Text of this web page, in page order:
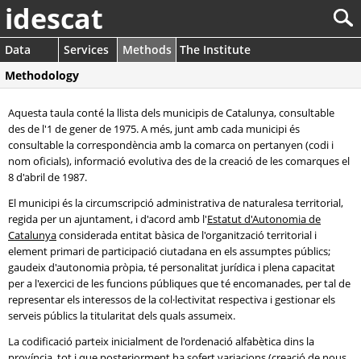
idescat
Data Services Methods The Institute
Methodology
Aquesta taula conté la llista dels municipis de Catalunya, consultable
des de l'1 de gener de 1975. A més, junt amb cada municipi és
consultable la correspondència amb la comarca on pertanyen (codi i
nom oficials), informació evolutiva des de la creació de les comarques el
8 d'abril de 1987.
El municipi és la circumscripció administrativa de naturalesa territorial,
regida per un ajuntament, i d'acord amb l'Estatut d'Autonomia de
Catalunyaconsiderada entitat bàsica de l'organització territorial i
element primari de participació ciutadana en els assumptes públics;
gaudeix d'autonomia pròpia, té personalitat jurídica i plena capacitat
per a l'exercici de les funcions públiques que té encomanades, per tal de
representar els interessos de la col·lectivitat respectiva i gestionar els
serveis públics la titularitat dels quals assumeix.
La codificació parteix inicialment de l'ordenació alfabètica dins la